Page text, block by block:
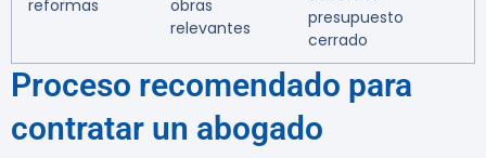
reformas
obras
relevantes
presupuesto
cerrado
Proceso recomendado para
contratar un abogado